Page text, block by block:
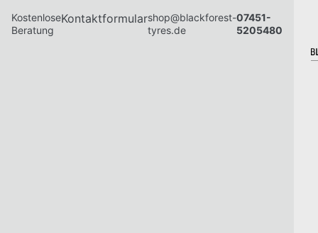
Kostenlose
Beratung
Kontaktformularshop@blackforest-
tyres.de
07451-
5205480